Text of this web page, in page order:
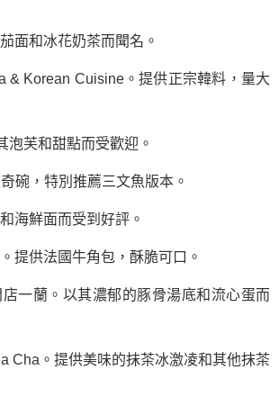
面和冰花奶茶而聞名。
& Korean Cuisine。提供正宗韓料，量大
泡芙和甜點而受歡迎。
碗，特別推薦三文魚版本。
海鮮面而受到好評。
。提供法國牛角包，酥脆可口。
一蘭。以其濃郁的豚骨湯底和流心蛋而
Cha。提供美味的抹茶冰激凌和其他抹茶